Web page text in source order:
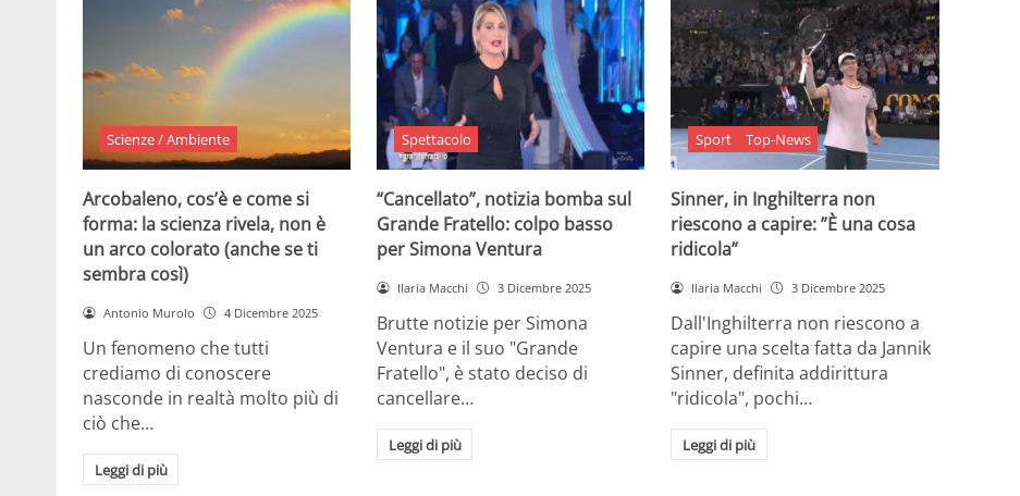
Scienze / Ambiente
Arcobaleno, cos’è e come si
forma: la scienza rivela, non è
un arco colorato (anche se ti
sembra così)
Antonio Murolo 4 Dicembre 2025
Un fenomeno che tutti
crediamo di conoscere
nasconde in realtà molto più di
ciò che…
Leggi di più
Spettacolo
“Cancellato”, notizia bomba sul
Grande Fratello: colpo basso
per Simona Ventura
Ilaria Macchi 3 Dicembre 2025
Brutte notizie per Simona
Ventura e il suo "Grande
Fratello", è stato deciso di
cancellare…
Leggi di più
Sport Top-News
Sinner, in Inghilterra non
riescono a capire: ”È una cosa
ridicola”
Ilaria Macchi 3 Dicembre 2025
Dall'Inghilterra non riescono a
capire una scelta fatta da Jannik
Sinner, definita addirittura
"ridicola", pochi…
Leggi di più